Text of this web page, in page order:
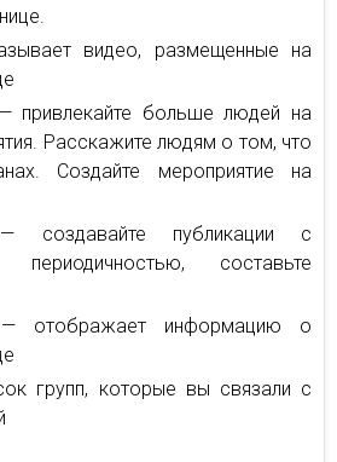
видео, размещенные на
привлекайте больше людей на
Расскажите людям о том, что
Создайте мероприятие на
создавайте публикации с
периодичностью, составьте
отображает информацию о
групп, которые вы связали с